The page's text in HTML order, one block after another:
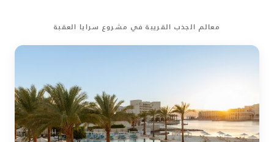
معالم الجذب القريبة في مشروع سرايا العقبة